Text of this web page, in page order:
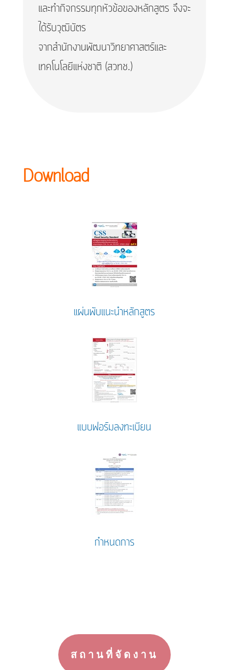
และทำกิจกรรมทุกหัวข้อของหลักสูตร จึงจะ
ได้รับวุฒิบัตร
จากสำนักงานพัฒนาวิทยาศาสตร์และ
เทคโนโลยีแห่งชาติ (สวทช.)
Download
แผ่นพับแนะนำหลักสูตร
แบบฟอร์มลงทะเบียน
กำหนดการ
สถานที่จัดงาน